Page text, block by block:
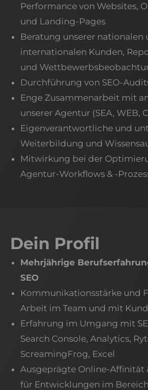
Performance von Websites,
und Landing-Pages
Beratung unserer nationalen
internationalen Kunden,
und
Durchführung von SEO-
Enge Zusammenarbeit mit
unserer Agentur (SEA, WEB,
Eigenverantwortliche und
Weiterbildung und
Mitwirkung bei der
Agentur-Workflows & -
Dein Profil
Mehrjährige
SEO
Kommunikationsstärke und
Arbeit im Team und mit
Erfahrung im Umgang mit
Search Console, Analytics,
ScreamingFrog, Excel
Ausgeprägte Online-Affinität
für Entwicklungen im